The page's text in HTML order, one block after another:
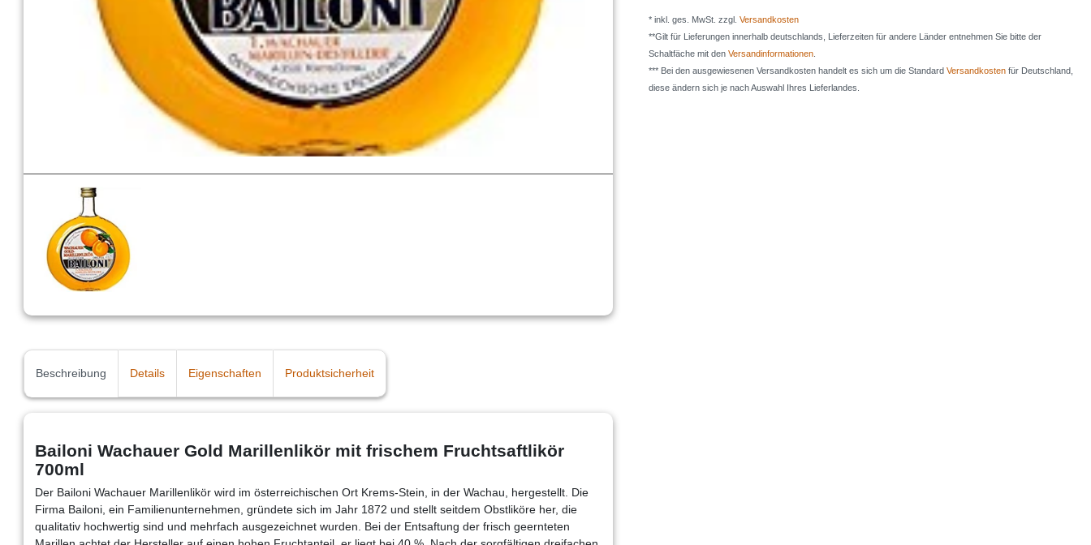
* inkl. ges. MwSt. zzgl. Versandkosten
**Gilt für Lieferungen innerhalb deutschlands, Lieferzeiten für andere Länder entnehmen Sie bitte der
Schaltfäche mit den Versandinformationen
*** Bei den ausgewiesenen Versandkosten handelt es sich um die Standard Versandkosten für Deutschland,
diese ändern sich je nach Auswahl Ihres Lieferlandes.
Beschreibung Details Eigenschaften Produktsicherheit
Bailoni Wachauer Gold Marillenlikör mit frischem Fruchtsaftlikör
700ml
Der Bailoni Wachauer Marillenlikör wird im österreichischen Ort Krems-Stein, in der Wachau, hergestellt. Die
Firma Bailoni, ein Familienunternehmen, gründete sich im Jahr 1872 und stellt seitdem Obstliköre her, die
qualitativ hochwertig sind und mehrfach ausgezeichnet wurden. Bei der Entsaftung der frisch geernteten